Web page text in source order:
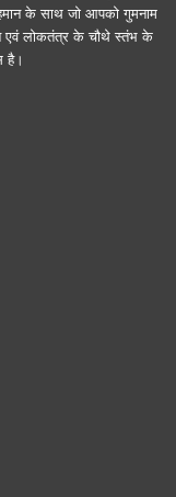
के साथ जो आपको गुमनाम
एवं लोकतंत्र के चौथे स्तंभ के
है।